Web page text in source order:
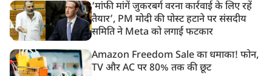
‘मांफी मांगें जुकरबर्ग वरना कार्रवाई के लिए रहें
तैयार’, PM मोदी की पोस्ट हटाने पर संसदीय
समिति ने Meta को लगाई फटकार
Amazon Freedom Sale का धमाका! फोन,
TV और AC पर 80% तक की छूट